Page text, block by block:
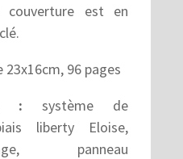
couverture est en
23x16cm, 96 pages
:système de
liberty Eloise,
panneau